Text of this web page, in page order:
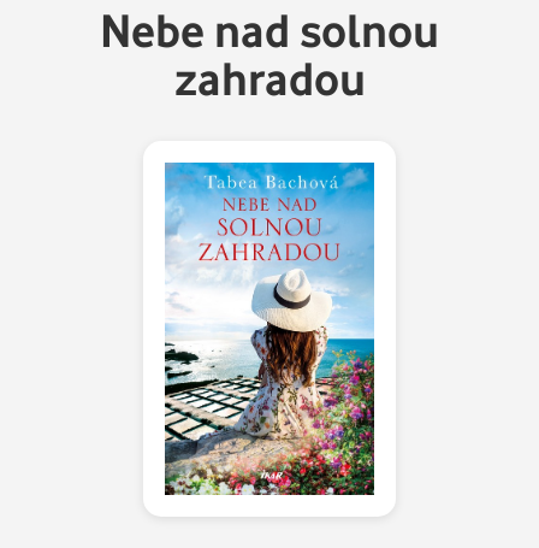
Nebe nad solnou
zahradou